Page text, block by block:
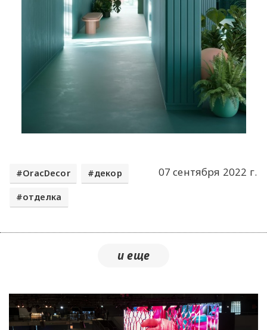
07 сентября 2022 г.
OracDecor декор
отделка